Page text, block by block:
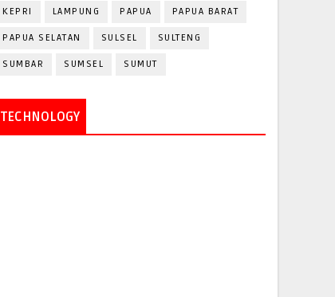
KEPRI LAMPUNG PAPUA PAPUA BARAT
PAPUA SELATAN SULSEL SULTENG
SUMBAR SUMSEL SUMUT
TECHNOLOGY